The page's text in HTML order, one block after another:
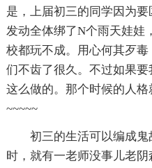
是，上届初三的同学因为
发动全体绑了N个雨天娃娃
校都玩不成。用心何其歹
们不齿了很久。不过如果
这么做的。那个时候的人
~~~~~
初三的生活可以编成
时，就有一老师没事儿老